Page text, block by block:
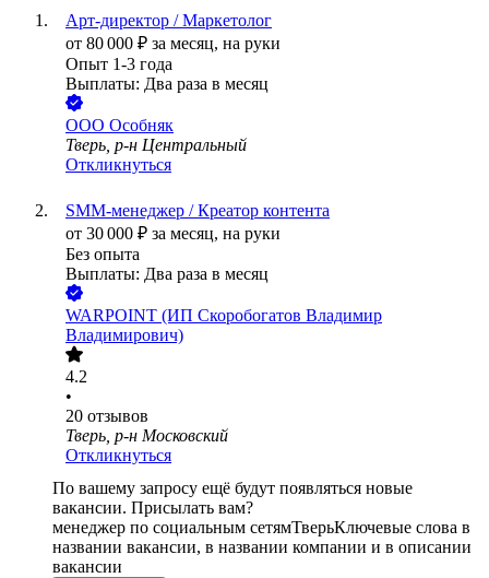
Арт-директор / Маркетолог
от 80 000 ₽ за месяц, на руки
Опыт 1-3 года
Выплаты: Два раза в месяц
ООО Особняк
Тверь, р-н Центральный
Откликнуться
SMM-менеджер / Креатор контента
от 30 000 ₽ за месяц, на руки
Без опыта
Выплаты: Два раза в месяц
WARPOINT (ИП Скоробогатов Владимир
Владимирович)
4.2
•
20 отзывов
Тверь, р-н Московский
Откликнуться
По вашему запросу ещё будут появляться новые
вакансии. Присылать вам?
менеджер по социальным сетямТверьКлючевые слова в
названии вакансии, в названии компании и в описании
вакансии